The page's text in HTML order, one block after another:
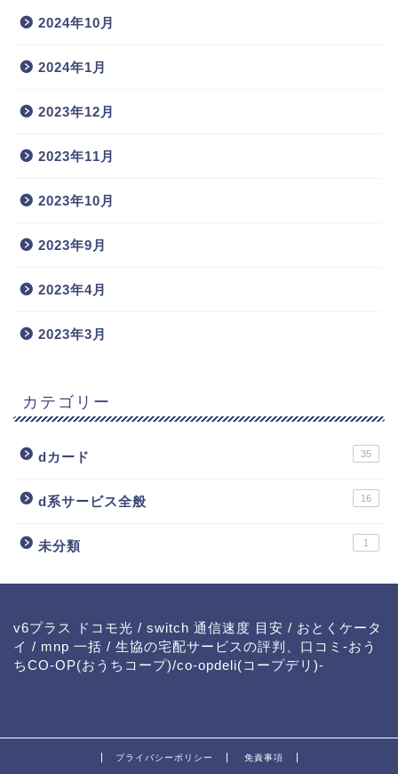
2024年10月
2024年1月
2023年12月
2023年11月
2023年10月
2023年9月
2023年4月
2023年3月
カテゴリー
dカード 35
d系サービス全般 16
未分類 1
v6プラス ドコモ光 / switch 通信速度 目安 / おとくケータ
イ / mnp 一括 / 生協の宅配サービスの評判、口コミ-おう
ちCO-OP(おうちコープ)/co-opdeli(コープデリ)-
プライバシーポリシー 免責事項